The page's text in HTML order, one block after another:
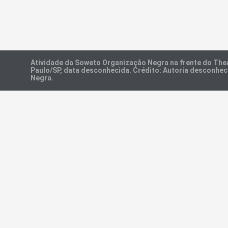
Atividade da Soweto Organização Negra na frente do
Paulo/SP, data desconhecida. Crédito: Autoria
Negra.